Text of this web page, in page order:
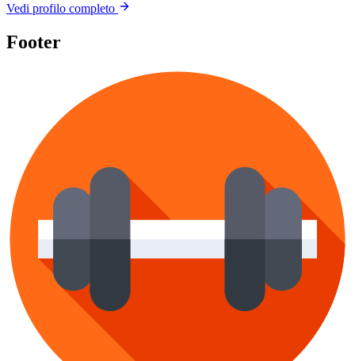
Vedi profilo completo
Footer